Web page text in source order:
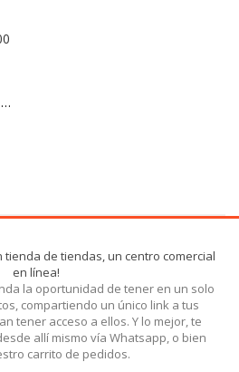
tienda de tiendas, un centro comercial
en línea!
la oportunidad de tener en un solo
compartiendo un único link a tus
tener acceso a ellos. Y lo mejor, te
allí mismo vía Whatsapp, o bien
carrito de pedidos.